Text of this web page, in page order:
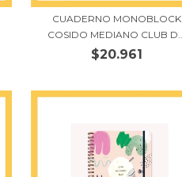
CUADERNO MONOBLOCK
COSIDO MEDIANO CLUB D...
$20.961